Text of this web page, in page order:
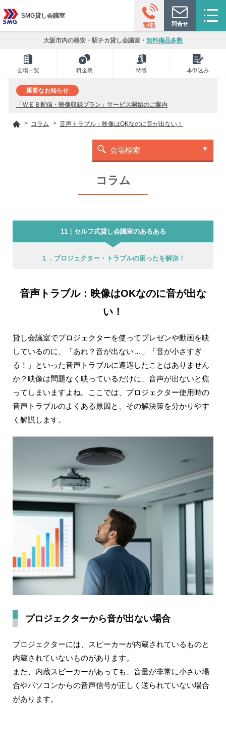
電話 問合せ
SMG貸し会議室
大阪市内の格安・駅チカ貸し会議室・ 無料備品多数
会場一覧 料金表 特徴 本申込み
重要なお知らせ
「ＷＥＢ配信・映像収録プラン」サービス開始のご案内
コラム 音声トラブル：映像はOKなのに音が出ない！
会場検索
コラム
11｜セルフ式貸し会議室のあるある
１．プロジェクター・トラブルの困ったを解決！
音声トラブル：映像はOKなのに音が出な
い！
貸し会議室でプロジェクターを使ってプレゼンや動画を映
しているのに、「あれ？音が出ない…」「音が小さすぎ
る！」といった音声トラブルに遭遇したことはありません
か？映像は問題なく映っているだけに、音声が出ないと焦
ってしまいますよね。ここでは、プロジェクター使用時の
音声トラブルのよくある原因と、その解決策を分かりやす
く解説します。
プロジェクターから音が出ない場合
プロジェクターには、スピーカーが内蔵されているものと
内蔵されていないものがあります。
また、内蔵スピーカーがあっても、音量が非常に小さい場
合やパソコンからの音声信号が正しく送られていない場合
があります。